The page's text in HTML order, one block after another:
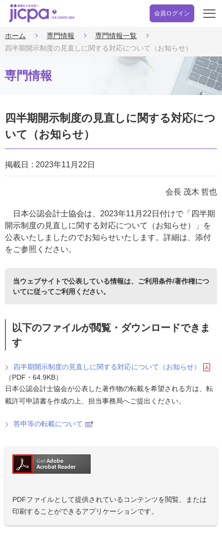
会員ログイン
開
ホーム 専門情報
専門情報一覧
四半期開示制度の見直しに関する対応について（お知らせ）
専門情報
四半期開示制度の見直しに関する対応につ
いて（お知らせ）
掲載日 2023年11月22日
会長 茂木 哲也
日本公認会計士協会は、2023年11月22日付けで「四半期
開示制度の見直しに関する対応について（お知らせ）」を
公表いたしましたのでお知らせいたします。詳細は、添付
をご参照ください。
当ウェブサイトで公表している情報は、 ご利用条件/著作権につ
いてに従ってご利用ください。
以下のファイルが閲覧・ダウンロードできま
す
四半期開示制度の見直しに関する対応について（お知らせ）
（PDF・64.9KB）
日本公認会計士協会が公表した著作物の転載を希望される方は、転
載許可申請書を作成の上、担当事務局へご提出ください。
答申等の転載について
PDFファイルとして提供されているコンテンツを閲覧、または
印刷することができるアプリケーションです。